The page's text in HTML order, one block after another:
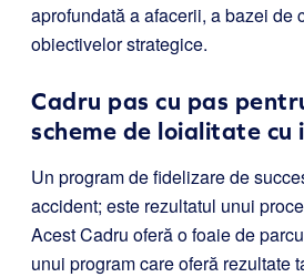
aprofundată a afacerii, a bazei de
obiectivelor strategice.
Cadru pas cu pas
scheme de loialitate
Un program de fidelizare de
accident; este rezultatul unui
Acest Cadru oferă o foaie de
unui program care oferă rezultate